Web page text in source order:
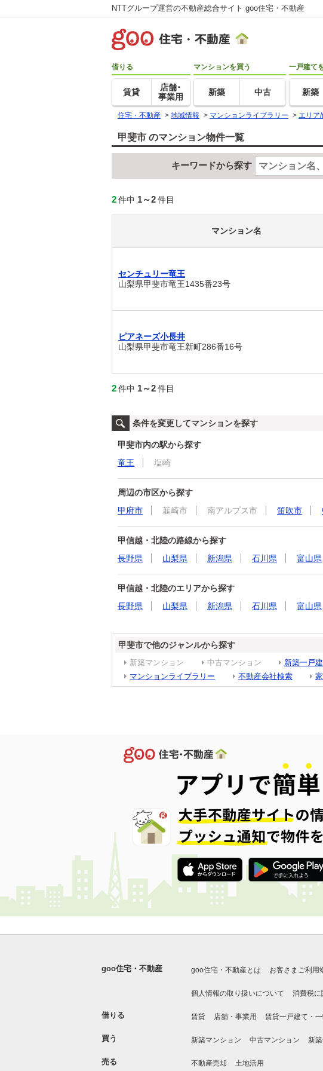
NTTグループ運営の不動産総合サイト goo住宅・不動産
借りる
賃貸
店舗･
事業用
マンションを買う
新築 中古
一戸建て
新築
住宅・不動産 > 地域情報 > マンションライブラリー > エリア
甲斐市 のマンション物件一覧
キーワードから探す
2件中 1～2件目
マンション名
センチュリー竜王
山梨県甲斐市竜王1435番23号
ピアネーズ小長井
山梨県甲斐市竜王新町286番16号
2件中 1～2件目
条件を変更してマンションを探す
甲斐市内の駅から探す
竜王
塩崎
周辺の市区から探す
甲府市
韮崎市 南アルプス市 笛吹市
甲信越・北陸の路線から探す
長野県
山梨県 新潟県 石川県 富山県
甲信越・北陸のエリアから探す
長野県
山梨県 新潟県 石川県 富山県
甲斐市で他のジャンルから探す
新築マンション 中古マンション 新築一戸
マンションライブラリー
不動産会社検索
goo住宅・不動産 goo住宅・不動産とは お客さまご利用
個人情報の取り扱いについて 消費税に
借りる 賃貸 店舗・事業用 賃貸一戸建て・
買う 新築マンション 中古マンション 新
売る 不動産売却 土地活用